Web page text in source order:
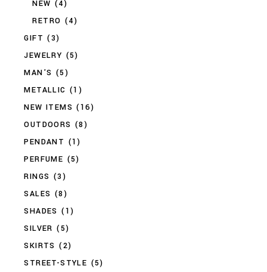
NEW (4)
RETRO (4)
GIFT (3)
JEWELRY (5)
MAN'S (5)
METALLIC (1)
NEW ITEMS (16)
OUTDOORS (8)
PENDANT (1)
PERFUME (5)
RINGS (3)
SALES (8)
SHADES (1)
SILVER (5)
SKIRTS (2)
STREET-STYLE (5)